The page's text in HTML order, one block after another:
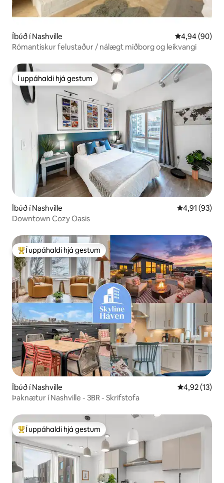
Íbúð í Nashville 4,94 af 5 í
4,94 (90)
Rómantískur felustaður / nálægt miðborg og leikvangi
Í uppáhaldi hjá gestum
Í uppáhaldi hjá gestum
Íbúð í Nashville 4,91 af 5 í
4,91 (93)
Downtown Cozy Oasis
Í mestu uppáhaldi hjá gestum
Í uppáhaldi hjá gestum
Íbúð í Nashville 4,92 af 5 í
4,92 (13)
Þaknætur í Nashville - 3BR - Skrifstofa
Í mestu uppáhaldi hjá gestum
Í uppáhaldi hjá gestum